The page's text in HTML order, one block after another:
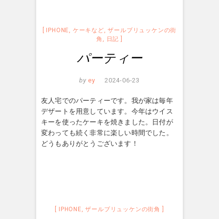
IPHONE, ケーキなど,ザールブリュッケンの街
角 , 日記
パーティー
by ey 2024-06-23
友人宅でのパーティーです。我が家は毎年
デザートを用意しています。今年はウイス
キーを使ったケーキを焼きました。日付が
変わっても続く非常に楽しい時間でした。
どうもありがとうございます！
IPHONE,ザールブリュッケンの街角